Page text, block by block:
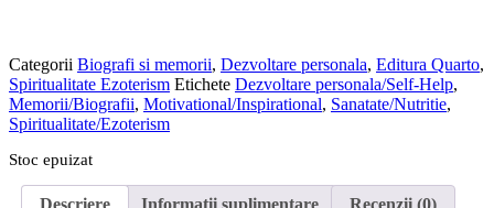
Categorii Biografi si memorii, Dezvoltare personala, Editura Quarto,
Spiritualitate Ezoterism Etichete Dezvoltare personala/Self-Help,
Memorii/Biografii, Motivational/Inspirational, Sanatate/Nutritie,
Spiritualitate/Ezoterism
Stoc epuizat